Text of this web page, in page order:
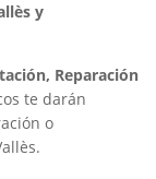
y
Reparación
te darán
o